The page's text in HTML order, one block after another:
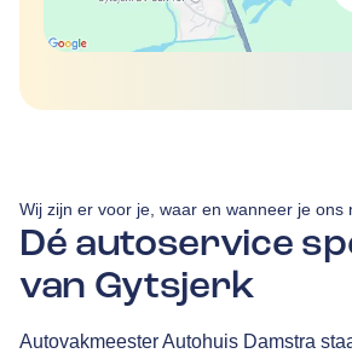
Dé autoservice
van Gytsjerk
Wij zijn er voor je, waar en wanneer je ons
Autovakmeester Autohuis Damstra